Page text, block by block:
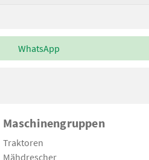
WhatsApp
Maschinengruppen
Traktoren
Mähdrescher